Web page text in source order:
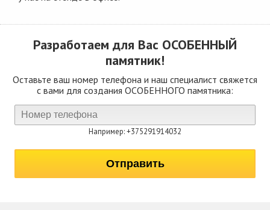
Разработаем для Вас ОСОБЕННЫЙ
памятник!
Оставьте ваш номер телефона и наш специалист свяжется
с вами для создания ОСОБЕННОГО памятника:
Например: +375291914032